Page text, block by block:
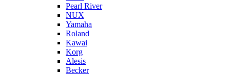
Pearl River
NUX
Yamaha
Roland
Kawai
Korg
Alesis
Becker